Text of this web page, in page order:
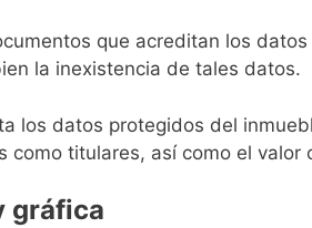
que acreditan los
la inexistencia de tales datos.
los datos protegidos del
titulares, así como el
gráfica